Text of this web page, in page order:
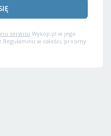
serwisu Wykop.pl w jego
w całości, prosimy